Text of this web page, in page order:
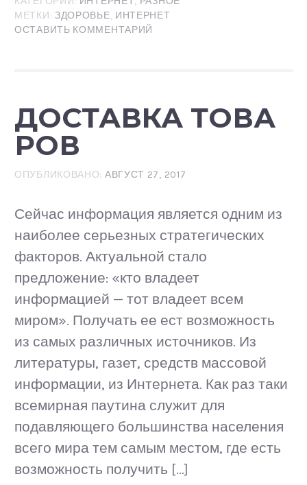
МЕТКИ: ЗДОРОВЬЕ, ИНТЕРНЕТ
ОСТАВИТЬ КОММЕНТАРИЙ
ДОСТАВКА ТОВА
РОВ
ОПУБЛИКОВАНО: АВГУСТ 27, 2017
Сейчас информация является одним из
наиболее серьезных стратегических
факторов. Актуальной стало
предложение: «кто владеет
информацией — тот владеет всем
миром». Получать ее ест возможность
из самых различных источников. Из
литературы, газет, средств массовой
информации, из Интернета. Как раз таки
всемирная паутина служит для
подавляющего большинства населения
всего мира тем самым местом, где есть
возможность получить […]